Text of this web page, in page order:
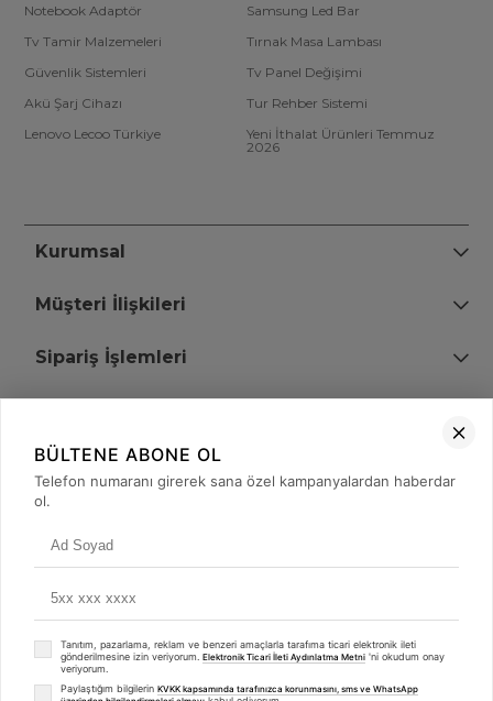
Notebook Adaptör
Samsung Led Bar
Tv Tamir Malzemeleri
Tırnak Masa Lambası
Güvenlik Sistemleri
Tv Panel Değişimi
Akü Şarj Cihazı
Tur Rehber Sistemi
Lenovo Lecoo Türkiye
Yeni İthalat Ürünleri Temmuz
2026
Kurumsal
Müşteri İlişkileri
Sipariş İşlemleri
+90 (850) 473 08 08
BÜLTENE ABONE OL
Telefon numaranı girerek sana özel kampanyalardan haberdar
ol.
Tanıtım, pazarlama, reklam ve benzeri amaçlarla tarafıma ticari elektronik ileti
gönderilmesine izin veriyorum. Elektronik Ticari İleti Aydınlatma Metni 'ni okudum onay
veriyorum.
Paylaştığım bilgilerin KVKK kapsamında tarafınızca korunmasını, sms ve WhatsApp